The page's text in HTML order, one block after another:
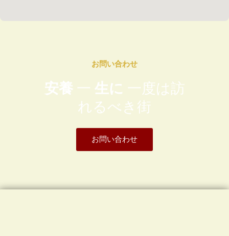
お問い合わせ
安養 一 生に 一度は訪
れるべき街
お問い合わせ